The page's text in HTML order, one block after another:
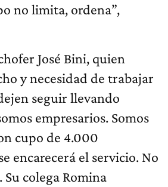
no limita, ordena”,
José Bini, quien
y necesidad de trabajar
seguir llevando
empresarios. Somos
cupo de 4.000
encarecerá el servicio. No
Su colega Romina